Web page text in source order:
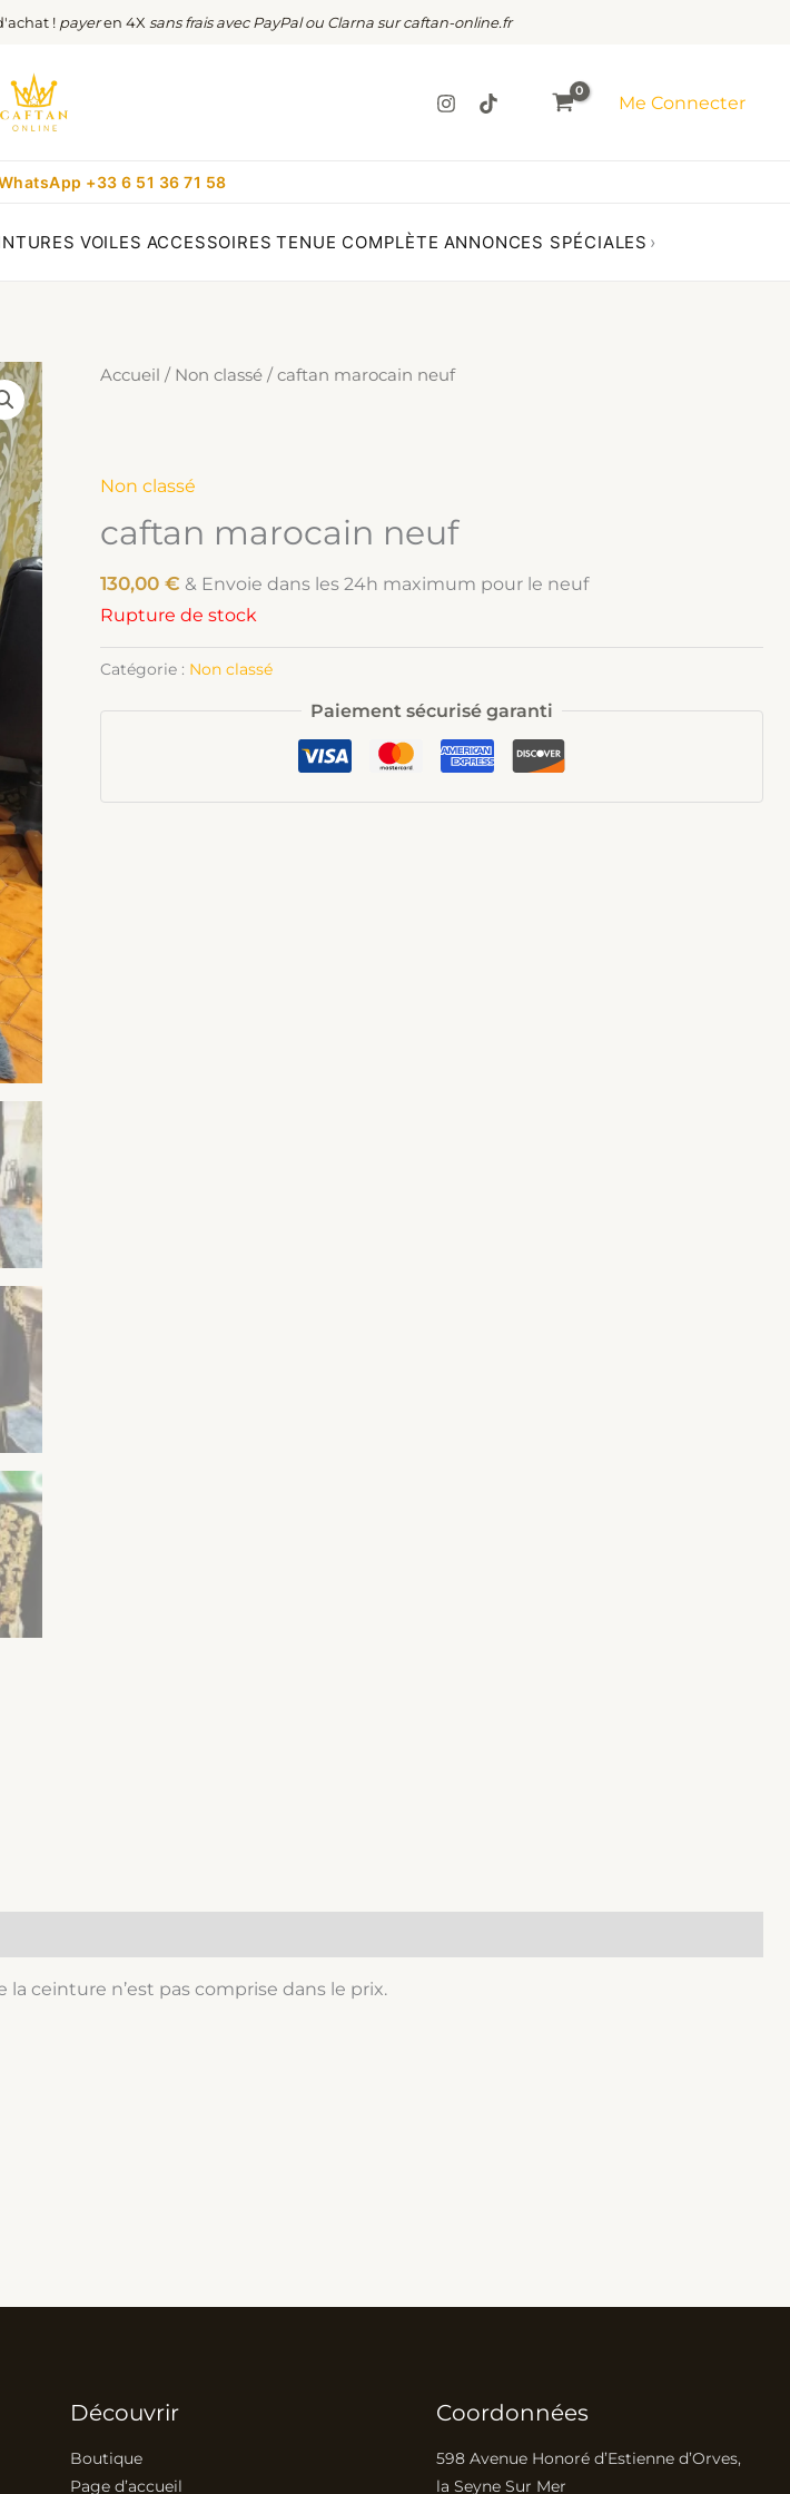
! payeren 4X sans frais avec PayPal ou Clarna sur caftan-online.fr
Me Connecter
+33 6 51 36 71 58
VOILES ACCESSOIRES TENUE COMPLÈTE ANNONCES SPÉCIALES ›
Accueil / Non classé/ caftan marocain neuf
Non classé
caftan marocain neuf
130,00 € & Envoie dans les 24h maximum pour le neuf
Rupture de stock
Catégorie : Non classé
Paiement sécurisé garanti
ceinture n’est pas comprise dans le prix.
Découvrir
Boutique
Page d’accueil
Coordonnées
598 Avenue Honoré d’Estienne d’Orves,
la Seyne Sur Mer